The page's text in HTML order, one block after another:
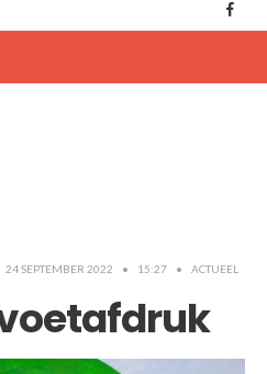
24 SEPTEMBER 2022 • 15:27 • ACTUEEL